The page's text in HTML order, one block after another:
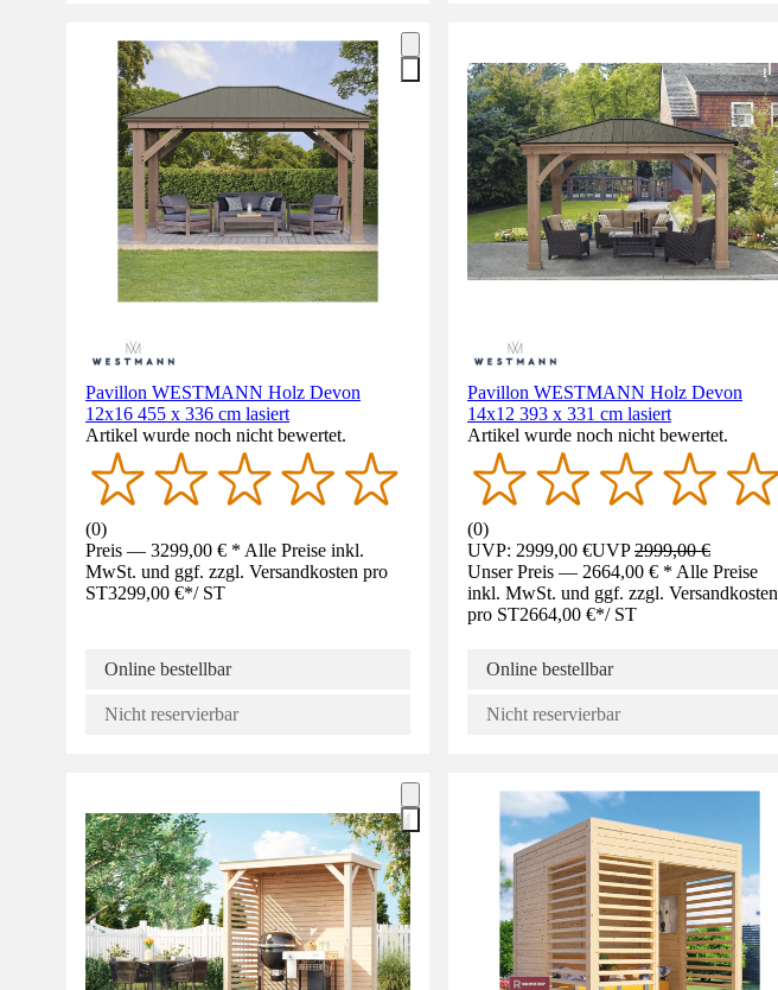
Pavillon WESTMANN Holz Devon
12x16 455 x 336 cm lasiert
Artikel wurde noch nicht bewertet.
(0)
Preis — 3299,00 € * Alle Preise inkl.
MwSt. und ggf. zzgl. Versandkosten pro
ST3299,00 €*/ ST
Online bestellbar
Nicht reservierbar
Pavillon WESTMANN Holz Devon
14x12 393 x 331 cm lasiert
Artikel wurde noch nicht bewertet.
(0)
UVP: 2999,00 €UVP2999,00 €
Unser Preis — 2664,00 € * Alle Preise
inkl. MwSt. und ggf. zzgl. Versandkosten
pro ST2664,00 €*/ ST
Online bestellbar
Nicht reservierbar